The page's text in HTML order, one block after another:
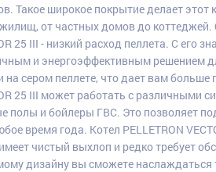
Такое широкое покрытие делает
от частных домов до
25 III - низкий расход пеллета. С его
и энергоэффективным решением
на сером пеллете, что дает вам больше
25 III может работать с различными
полы и бойлеры ГВС. Это позволяет
время года. Котел PELLETRON
чистый выхлоп и редко требует
дизайну вы сможете наслаждаться